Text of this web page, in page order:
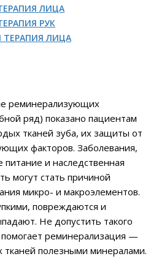
ЛИЦА
РУК
ЛИЦА
реминерализующих
ряд) показано пациентам
тканей зуба, их защиты от
факторов. Заболевания,
питание и наследственная
могут стать причиной
микро- и макроэлементов.
повреждаются и
Не допустить такого
реминерализация —
полезными минералами.